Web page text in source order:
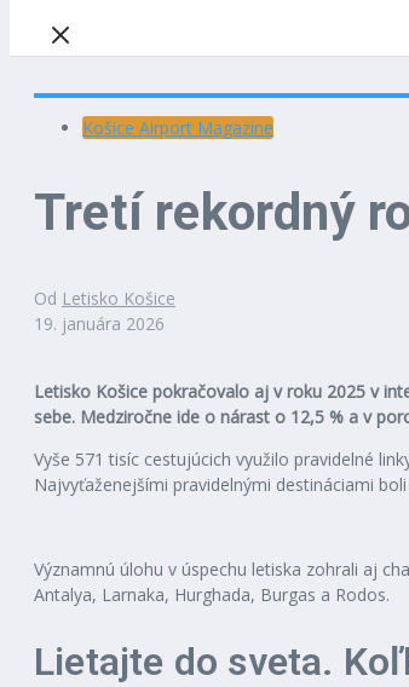
Košice Airport Magazine
Tretí rekordný
Od Letisko Košice
19. januára 2026
Letisko Košice pokračovalo aj v roku 2025 v
sebe. Medziročne ide o nárast o 12,5 % a v
Vyše 571 tisíc cestujúcich využilo pravidelné
Najvyťaženejšími pravidelnými destináciami
Významnú úlohu v úspechu letiska zohrali aj
Antalya, Larnaka, Hurghada, Burgas a Rodos.
Lietajte do sveta.